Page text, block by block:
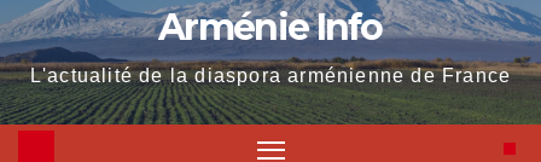
Arménie Info
L'actualité de la diaspora arménienne de France